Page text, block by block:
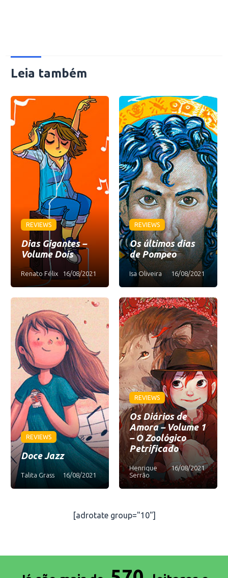
Leia também
REVIEWS
Dias Gigantes –
Volume Dois
Renato Félix 16/08/2021
REVIEWS
Os últimos dias
de Pompeo
Isa Oliveira 16/08/2021
REVIEWS
Doce Jazz
Talita Grass 16/08/2021
REVIEWS
Os Diários de
Amora – Volume 1
– O Zoológico
Petrificado
Henrique
Serrão
16/08/2021
[adrotate group="10"]